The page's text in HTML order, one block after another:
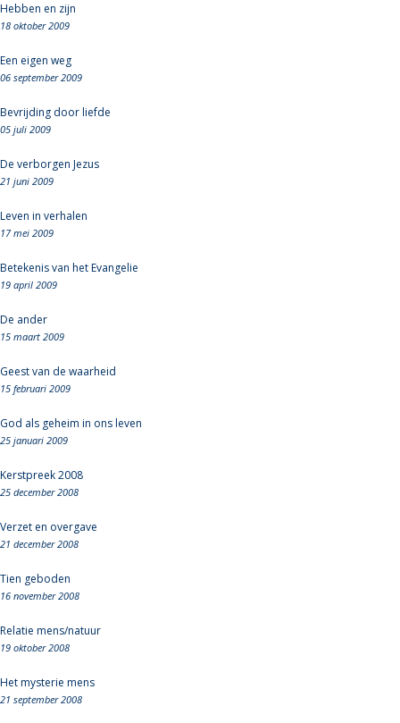
Hebben en zijn
18 oktober 2009
Een eigen weg
06 september 2009
Bevrijding door liefde
05 juli 2009
De verborgen Jezus
21 juni 2009
Leven in verhalen
17 mei 2009
Betekenis van het Evangelie
19 april 2009
De ander
15 maart 2009
Geest van de waarheid
15 februari 2009
God als geheim in ons leven
25 januari 2009
Kerstpreek 2008
25 december 2008
Verzet en overgave
21 december 2008
Tien geboden
16 november 2008
Relatie mens/natuur
19 oktober 2008
Het mysterie mens
21 september 2008